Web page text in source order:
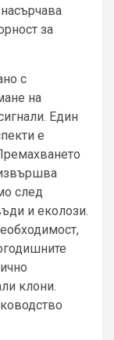
за
с
на
Един
е
след
и еколози.
клони.